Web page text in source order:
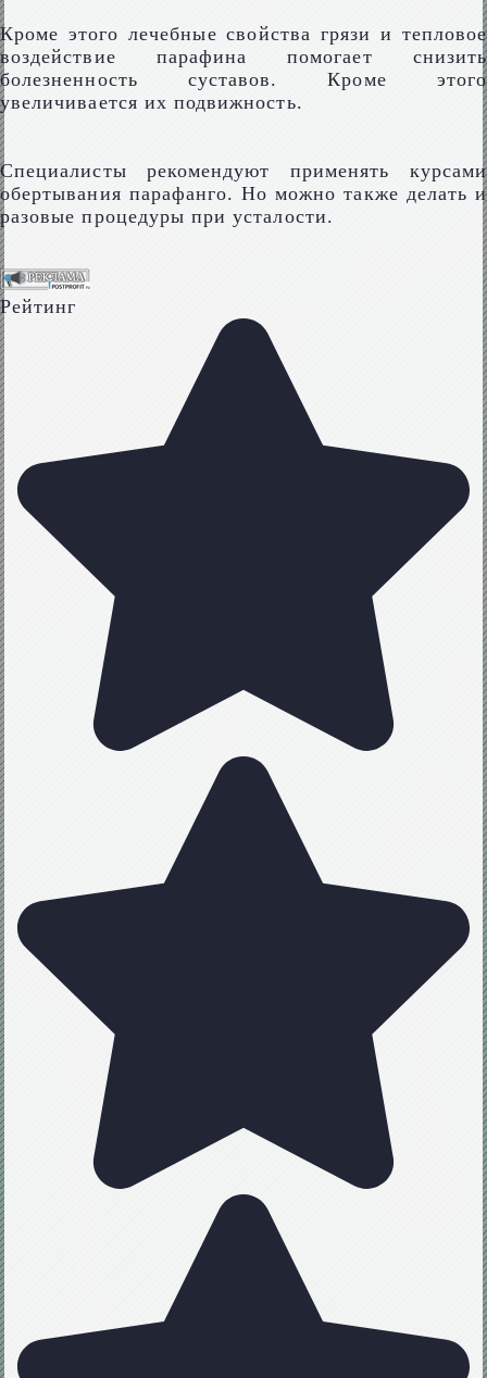
Кроме этого лечебные свойства грязи и тепловое
воздействие парафина помогает снизить
болезненность суставов. Кроме этого
увеличивается их подвижность.
Специалисты рекомендуют применять курсами
обертывания парафанго. Но можно также делать и
разовые процедуры при усталости.
Рейтинг